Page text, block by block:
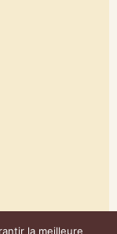
la meilleure